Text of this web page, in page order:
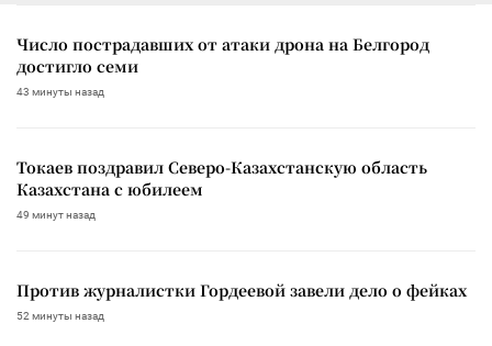
Число пострадавших от атаки дрона на Белгород
достигло семи
43 минуты назад
Токаев поздравил Северо-Казахстанскую область
Казахстана с юбилеем
49 минут назад
Против журналистки Гордеевой завели дело о фейках
52 минуты назад